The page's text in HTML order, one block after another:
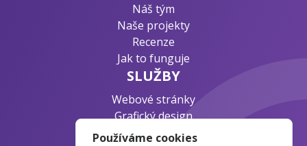
Náš tým
Naše projekty
Recenze
Jak to funguje
SLUŽBY
Webové stránky
Grafický design
Byznys konzultace
Používáme cookies